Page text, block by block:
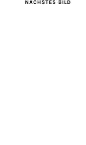
NÄCHSTES BILD